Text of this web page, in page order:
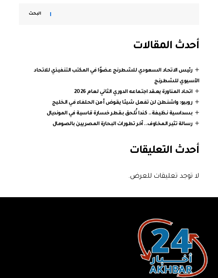
البحث
أحدث المقالات
رئيس الاتحاد السعودي للشطرنج عضوًا في المكتب التنفيذي للاتحاد
الآسيوي للشطرنج
اتحاد المناورة يعقد اجتماعه الدوري الثاني لعام 2026
روبيو: واشنطن لن تفعل شيئا يقوض أمن الحلفاء في الخليج
بسداسية نظيفة.. كندا تُلحق بقطر خسارة قاسية في المونديال
رسالة تثير المخاوف.. آخر تطورات البحارة المصريين بالصومال
أحدث التعليقات
لا توجد تعليقات للعرض.